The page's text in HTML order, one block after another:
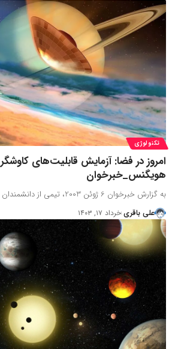
تکنولوژی
امروز در فضا: آزمایش قابلیت‌های کاوشگر
هویگنس_خبرخوان
به گزارش خبرخوان 6 ژوئن 2003، تیمی از دانشمندان و مهندسان اروپایی…
علی باقری خرداد ۱۷, ۱۴۰۳